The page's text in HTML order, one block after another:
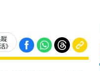
》